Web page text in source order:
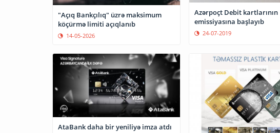
"Açıq Bankçılıq" üzrə maksimum
köçürmə limiti açıqlanıb
14-05-2026
Azərpoçt Debit kartlarının
emissiyasına başlayıb
24-07-2019
AtaBank daha bir yeniliyə imza atdı